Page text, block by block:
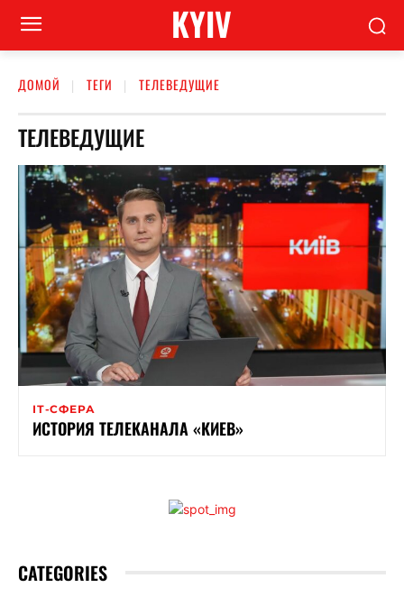
KYIV
ДОМОЙ ТЕГИ ТЕЛЕВЕДУЩИЕ
ТЕЛЕВЕДУЩИЕ
ІТ-СФЕРА
ИСТОРИЯ ТЕЛЕКАНАЛА «КИЕВ»
CATEGORIES